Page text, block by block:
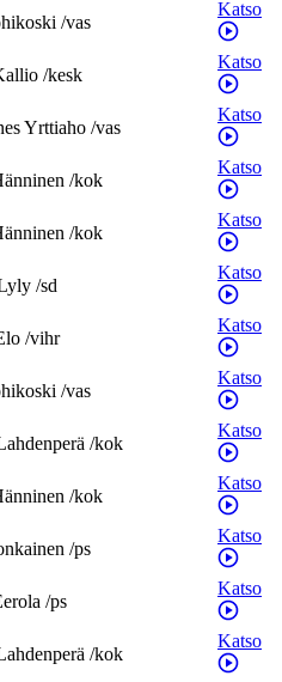
/vas
Katso
/kesk
Katso
Yrttiaho /vas
Katso
/kok
Katso
/kok
Katso
/sd
Katso
/vihr
Katso
/vas
Katso
/kok
Katso
/kok
Katso
/ps
Katso
/ps
Katso
/kok
Katso